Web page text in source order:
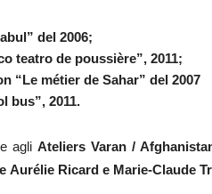
del 2006;
teatro de poussière”, 2011;
“Le métier de Sahar” del 2007
bus”, 2011.
agli Ateliers Varan /
Aurélie Ricard e Marie-Claude